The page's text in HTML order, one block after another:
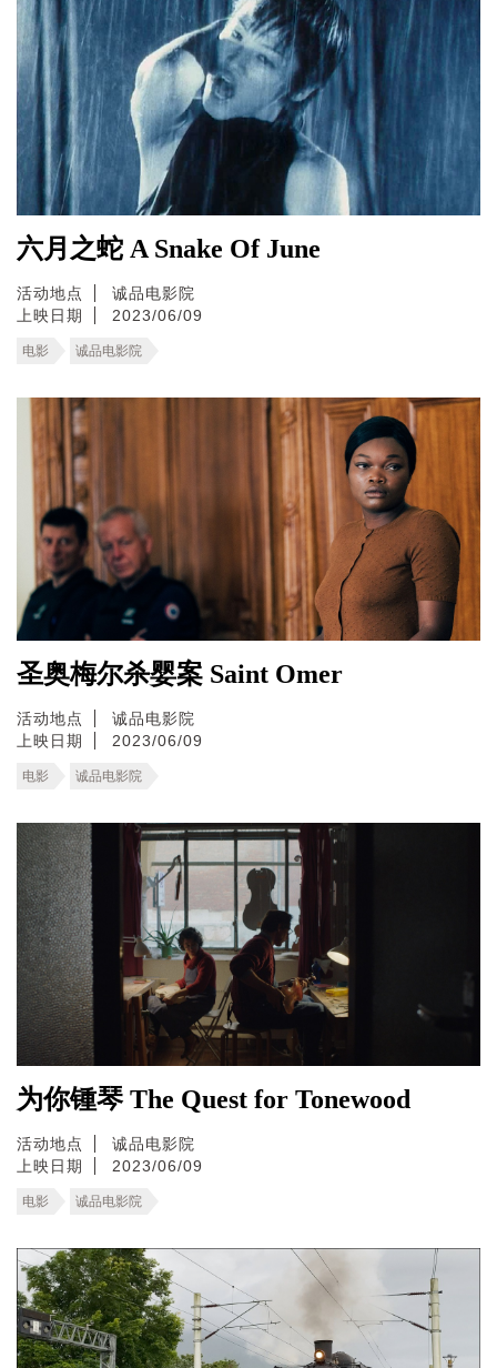
六月之蛇 A Snake Of June
活动地点
诚品电影院
上映日期
2023/06/09
电影 诚品电影院
圣奥梅尔杀婴案 Saint Omer
活动地点
诚品电影院
上映日期
2023/06/09
电影 诚品电影院
为你锺琴 The Quest for Tonewood
活动地点
诚品电影院
上映日期
2023/06/09
电影 诚品电影院